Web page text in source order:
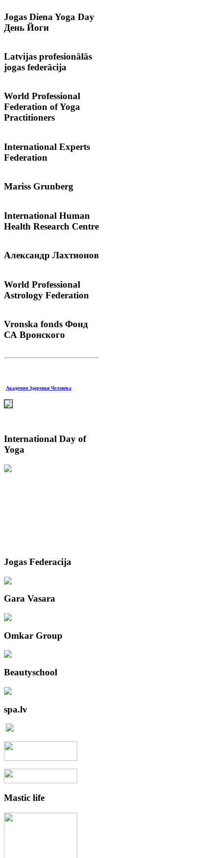
Jogas Diena Yoga Day
День Йоги
Latvijas profesionālās
jogas federācija
World Professional
Federation of Yoga
Practitioners
International Experts
Federation
Mariss Grunberg
International Human
Health Research Centre
Александр Лахтионов
World Professional
Astrology Federation
Vronska fonds Фонд
СА Вронского
Академия Здоровья Человека
International Day of
Yoga
Jogas Federacija
Gara Vasara
Omkar Group
Beautyschool
spa.lv
Mastic life